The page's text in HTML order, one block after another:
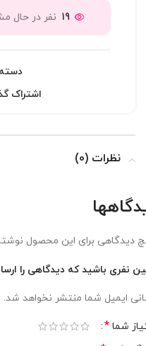
19 نفر در حال
اشتراک
نظرات (0)
دیدگاهی برای این محصول
نفری باشید که دیدگاهی را
ایمیل شما منتشر نخواهد شد.
شما *